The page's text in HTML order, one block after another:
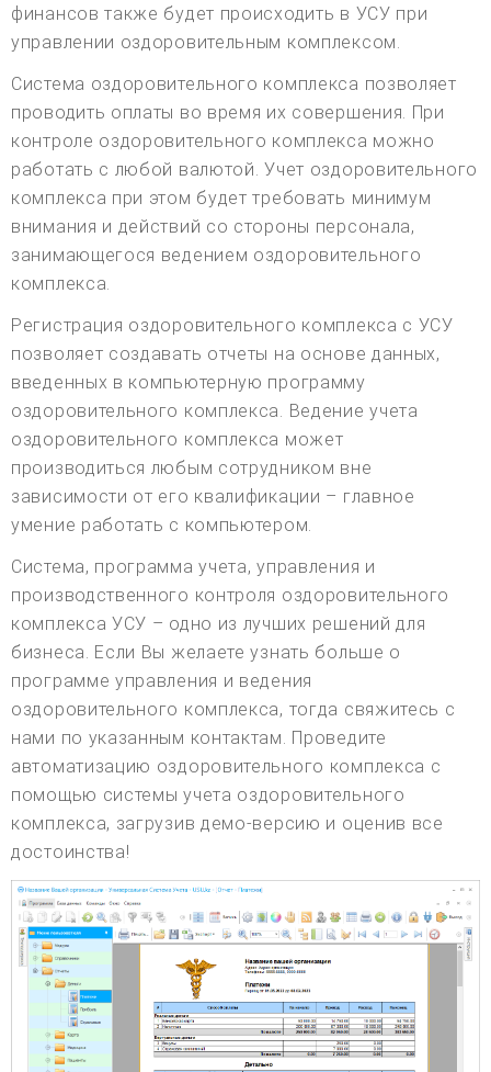
финансов также будет происходить в УСУ при
управлении оздоровительным комплексом.
Система оздоровительного комплекса позволяет
проводить оплаты во время их совершения. При
контроле оздоровительного комплекса можно
работать с любой валютой. Учет оздоровительного
комплекса при этом будет требовать минимум
внимания и действий со стороны персонала,
занимающегося ведением оздоровительного
комплекса.
Регистрация оздоровительного комплекса с УСУ
позволяет создавать отчеты на основе данных,
введенных в компьютерную программу
оздоровительного комплекса. Ведение учета
оздоровительного комплекса может
производиться любым сотрудником вне
зависимости от его квалификации – главное
умение работать с компьютером.
Система, программа учета, управления и
производственного контроля оздоровительного
комплекса УСУ – одно из лучших решений для
бизнеса. Если Вы желаете узнать больше о
программе управления и ведения
оздоровительного комплекса, тогда свяжитесь с
нами по указанным контактам. Проведите
автоматизацию оздоровительного комплекса с
помощью системы учета оздоровительного
комплекса, загрузив демо-версию и оценив все
достоинства!